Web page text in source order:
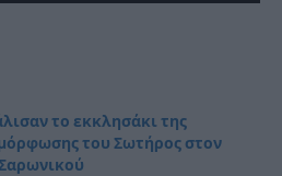
το εκκλησάκι της
του Σωτήρος στον